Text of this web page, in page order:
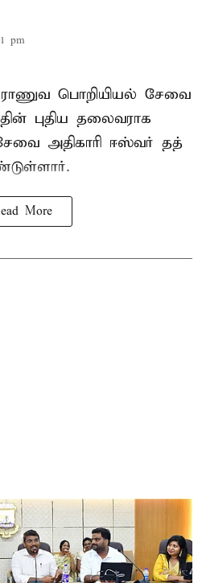
pm
பொறியியல் சேவை
புதிய தலைவராக
அதிகாரி ஈஸ்வர் தத்
More